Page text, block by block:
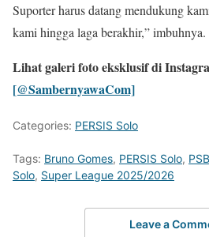
Suporter harus datang mendukung
kami hingga laga berakhir,” imbuhnya.
Lihat galeri foto eksklusif di
[@SambernyawaCom]
Categories: PERSIS Solo
Tags: Bruno Gomes, PERSIS Solo,
Solo, Super League 2025/2026
Leave a